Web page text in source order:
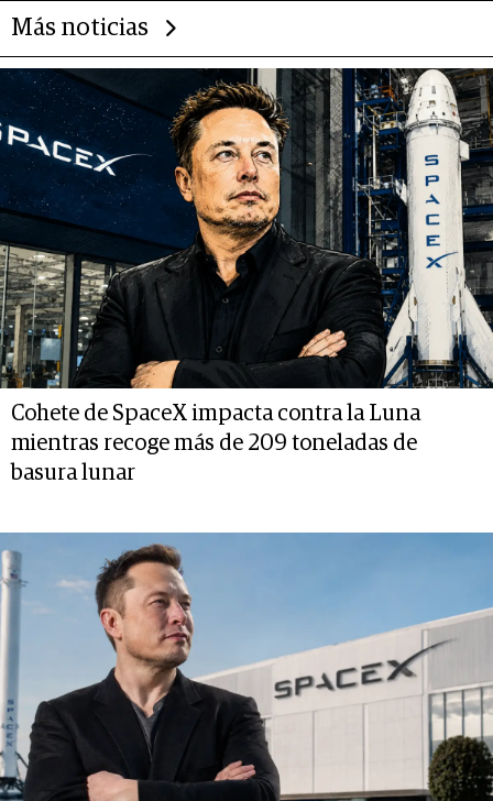
Más noticias
Cohete de SpaceX impacta contra la Luna
mientras recoge más de 209 toneladas de
basura lunar